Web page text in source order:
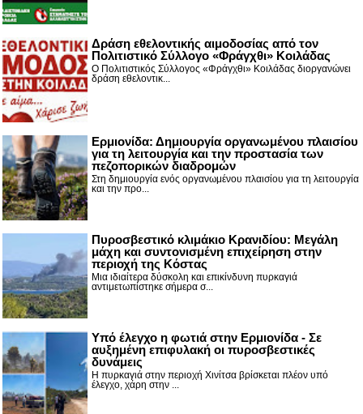
Δράση εθελοντικής αιμοδοσίας από τον
Πολιτιστικό Σύλλογο «Φράγχθι» Κοιλάδας
Ο Πολιτιστικός Σύλλογος «Φράγχθι» Κοιλάδας διοργανώνει
δράση εθελοντικ...
Ερμιονίδα: Δημιουργία οργανωμένου πλαισίου
για τη λειτουργία και την προστασία των
πεζοπορικών διαδρομών
Στη δημιουργία ενός οργανωμένου πλαισίου για τη λειτουργία
και την προ...
Πυροσβεστικό κλιμάκιο Κρανιδίου: Μεγάλη
μάχη και συντονισμένη επιχείρηση στην
περιοχή της Κόστας
Μια ιδιαίτερα δύσκολη και επικίνδυνη πυρκαγιά
αντιμετωπίστηκε σήμερα σ...
Υπό έλεγχο η φωτιά στην Ερμιονίδα - Σε
αυξημένη επιφυλακή οι πυροσβεστικές
δυνάμεις
Η πυρκαγιά στην περιοχή Χινίτσα βρίσκεται πλέον υπό
έλεγχο, χάρη στην ...